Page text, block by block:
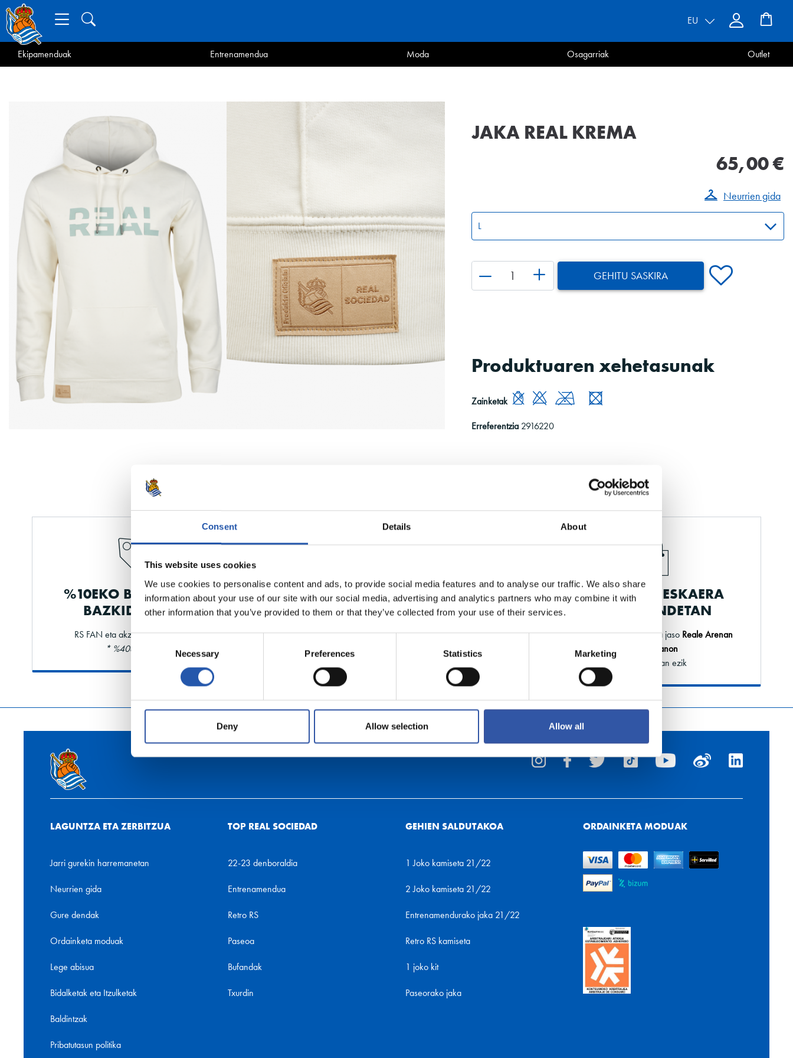
Consent Details About
This website uses cookies
We use cookies to personalise content and ads, to provide social media features and to analyse our traffic. We also share
information about your use of our site with our social media, advertising and analytics partners who may combine it with
other information that you’ve provided to them or that they’ve collected from your use of their services.
Consent
Selection
Necessary Preferences Statistics Marketing
Deny Allow selection Allow all
EU
Ekipamenduak Entrenamendua Moda Osagarriak Outlet
JAKA REAL KREMA
65,00 €
Neurrien gida
GEHITU SASKIRA
Produktuaren xehetasunak
Zainketak
Erreferentzia 2916220
%10EKO BEHERAPENA
BAZKIDEENTZAT
RS FAN eta akziodunentzat ere bai
* %40a gehienez
DOAKO BIDALKETA
99 eurotik gorako eskaeretan (Penintsulako
bidalketak)
JASO ZURE ESKAERA
GURE DENDETAN
Egin eskaera online eta jaso Reale Arenan
edo Elkanon
* Outlet izan ezik
LAGUNTZA ETA ZERBITZUA
Jarri gurekin harremanetan
Neurrien gida
Gure dendak
Ordainketa moduak
Lege abisua
Bidalketak eta Itzulketak
Baldintzak
Pribatutasun politika
TOP REAL SOCIEDAD
22-23 denboraldia
Entrenamendua
Retro RS
Paseoa
Bufandak
Txurdin
GEHIEN SALDUTAKOA
1 Joko kamiseta 21/22
2 Joko kamiseta 21/22
Entrenamendurako jaka 21/22
Retro RS kamiseta
1 joko kit
Paseorako jaka
ORDAINKETA MODUAK